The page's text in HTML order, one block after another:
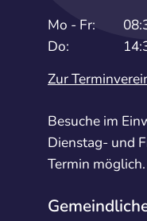
Mo - Fr:
Do:
Zur
Besuche im
Dienstag- und
Termin möglich.